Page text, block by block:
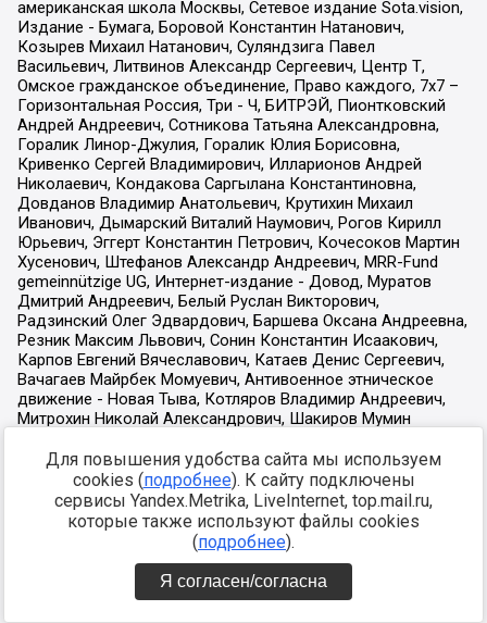
Для повышения удобства сайта мы используем
cookies (подробнее). К сайту подключены
сервисы Yandex.Metrika, LiveInternet, top.mail.ru,
которые также используют файлы cookies
(подробнее).
Я согласен/согласна